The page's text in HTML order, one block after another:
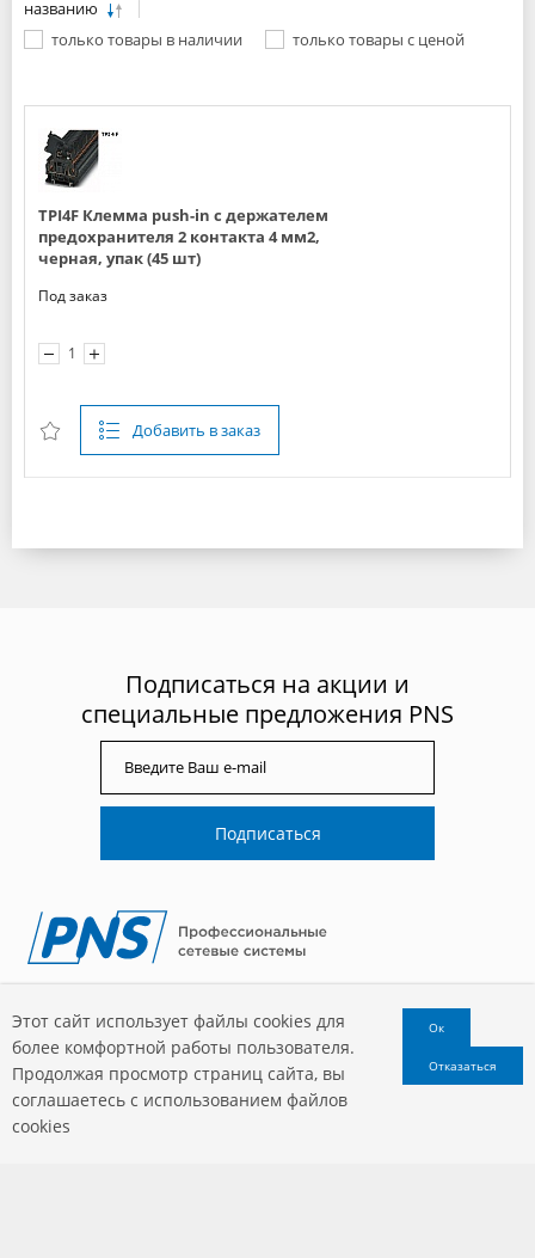
названию
только товары в наличии
только товары с ценой
TPI4F Клемма push-in с держателем
предохранителя 2 контакта 4 мм2,
черная, упак (45 шт)
Под заказ
Добавить в заказ
Подписаться на акции и
специальные предложения PNS
220035, Республика Беларусь, г. Минск, ул. Тимирязева, д. 67,
офис 1313
Служба заказа
Телефон: +375 (17) 336-18-00
А1: +375 (29) 388-84-02
МТС:+375 (29) 577-74-34
Этот сайт использует файлы cookies для
более комфортной работы пользователя.
Продолжая просмотр страниц сайта, вы
соглашаетесь с использованием файлов
cookies
Ок
Отказаться